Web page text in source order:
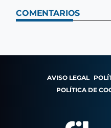
COMENTARIOS
AVISO LEGAL
POLÍTICA DE